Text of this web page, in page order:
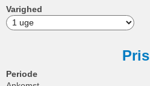
Varighed
Pris
Periode